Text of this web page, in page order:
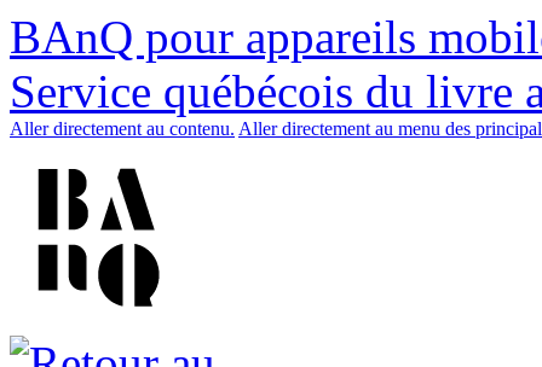
BAnQ pour appareils
Service québécois du livre
Aller directement au contenu. Aller directement au menu des